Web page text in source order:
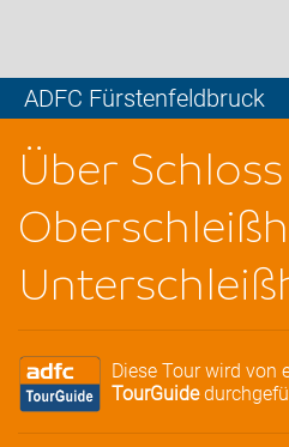
ADFC Fürstenfeldbruck
Über Schloss
Diese Tour wird von
TourGuide